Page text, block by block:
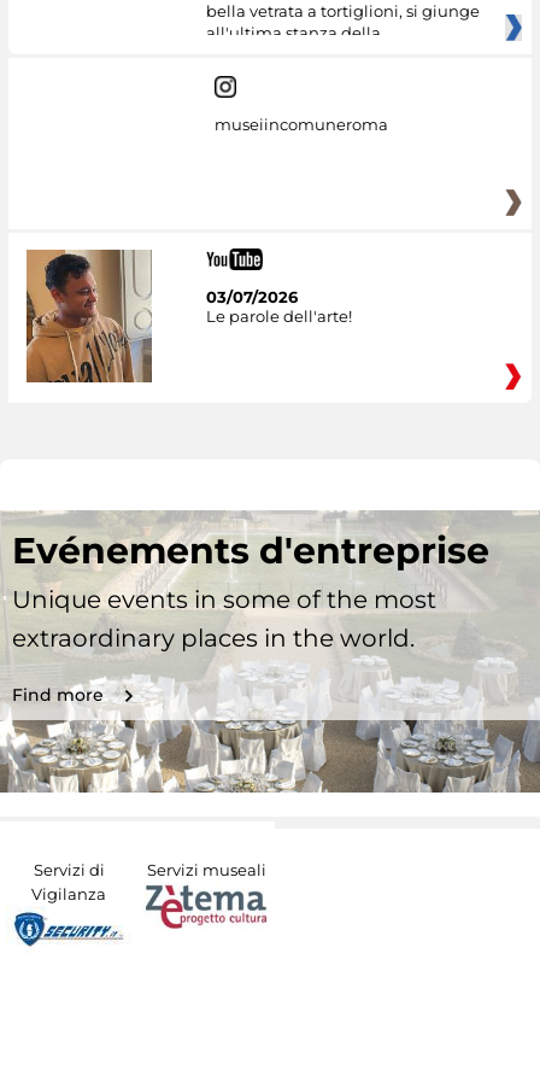
bella vetrata a tortiglioni, si giunge
all'ultima stanza della
museiincomuneroma
03/07/2026
Le parole dell'arte!
Evénements d'entreprise
Unique events in some of the most
extraordinary places in the world.
Find more
Servizi di
Vigilanza
Servizi museali